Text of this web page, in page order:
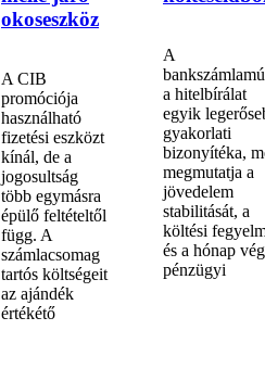
okoseszköz
A CIB
promóciója
használható
fizetési eszközt
kínál, de a
jogosultság
több egymásra
épülő feltételtől
függ. A
számlacsomag
tartós költségeit
az ajándék
értékétő
A
a hitelbírálat
egyik
gyakorlati
bizonyítéka,
megmutatja a
jövedelem
stabilitását, a
költési
és a hónap
pénzügyi